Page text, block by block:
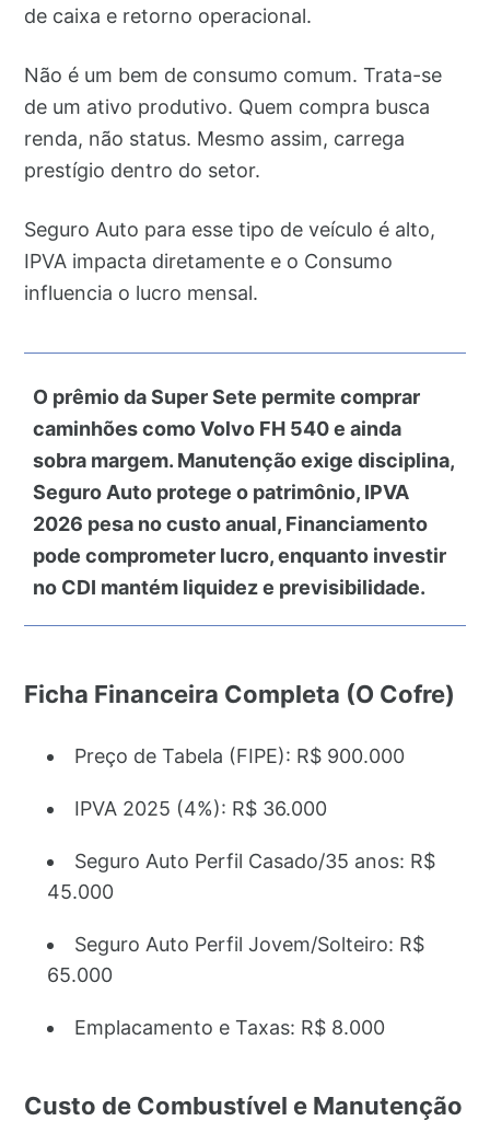
de caixa e retorno operacional.
Não é um bem de consumo comum. Trata-se
de um ativo produtivo. Quem compra busca
renda, não status. Mesmo assim, carrega
prestígio dentro do setor.
Seguro Auto para esse tipo de veículo é alto,
IPVA impacta diretamente e o Consumo
influencia o lucro mensal.
O prêmio da Super Sete permite comprar
caminhões como Volvo FH 540 e ainda
sobra margem. Manutenção exige disciplina,
Seguro Auto protege o patrimônio, IPVA
2026 pesa no custo anual, Financiamento
pode comprometer lucro, enquanto investir
no CDI mantém liquidez e previsibilidade.
Ficha Financeira Completa (O Cofre)
Preço de Tabela (FIPE): R$ 900.000
IPVA 2025 (4%): R$ 36.000
Seguro Auto Perfil Casado/35 anos: R$
45.000
Seguro Auto Perfil Jovem/Solteiro: R$
65.000
Emplacamento e Taxas: R$ 8.000
Custo de Combustível e Manutenção